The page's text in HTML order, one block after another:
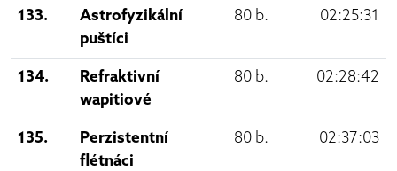
133.
Astrofyzikální
puštíci
80 b. 02:25:31
134.
Refraktivní
wapitiové
80 b. 02:28:42
135.
Perzistentní
flétnáci
80 b. 02:37:03